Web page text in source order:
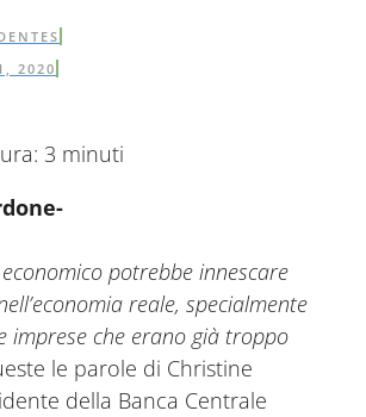
2020
3 minuti
potrebbe innescare
reale, specialmente
imprese che erano già troppo
le parole di Christine
della Banca Centrale